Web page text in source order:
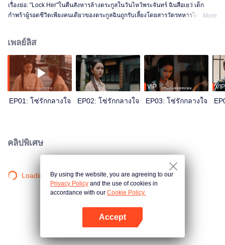
เรื่องย่อ: "Lock Her"ในคืนสังหารล้างตระกูลในวันไหว้พระจันทร์ ฉินสือเยว่ เด็ก
กำพร้าผู้รอดชีวิตเพียงคนเดียวของตระกูลฉินถูกรับเลี้ยงโดยสารวัตรทหารไต้ซื่อ
ร่วมกันฝ่าฟันชะตากรรม
More
เพลย์ลิส
EP01: โซ่รักกลางใจ EP02: โซ่รักกลางใจ
VIP
EP03: โซ่รักกลางใจ
VIP
คลิปพิเศษ
Loading…By using the website, you are agreeing to our
Privacy Policy and the use of cookies in
accordance with our Cookie Policy.
Accept